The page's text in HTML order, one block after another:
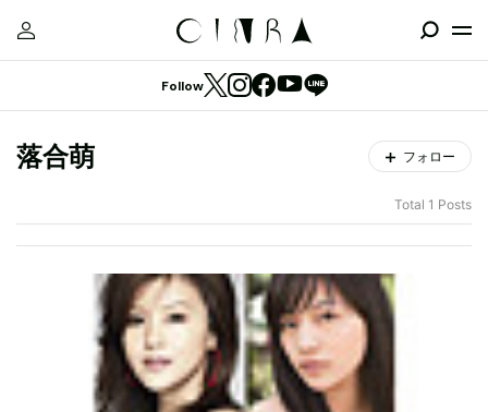
Follow
落合萌 フォロー
Total 1 Posts